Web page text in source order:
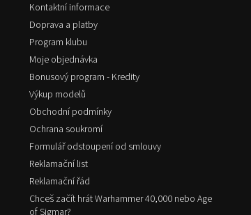
Kontaktní informace
Doprava a platby
Program klubu
Moje objednávka
Bonusový program - Kredity
Výkup modelů
Obchodní podmínky
Ochrana soukromí
Formulář odstoupení od smlouvy
Reklamační list
Reklamační řád
Chceš začít hrát Warhammer 40,000 nebo Age